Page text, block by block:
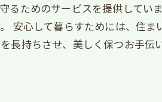
ためのサービスを提供してい
安心して暮らすためには、住ま
長持ちさせ、美しく保つお手伝